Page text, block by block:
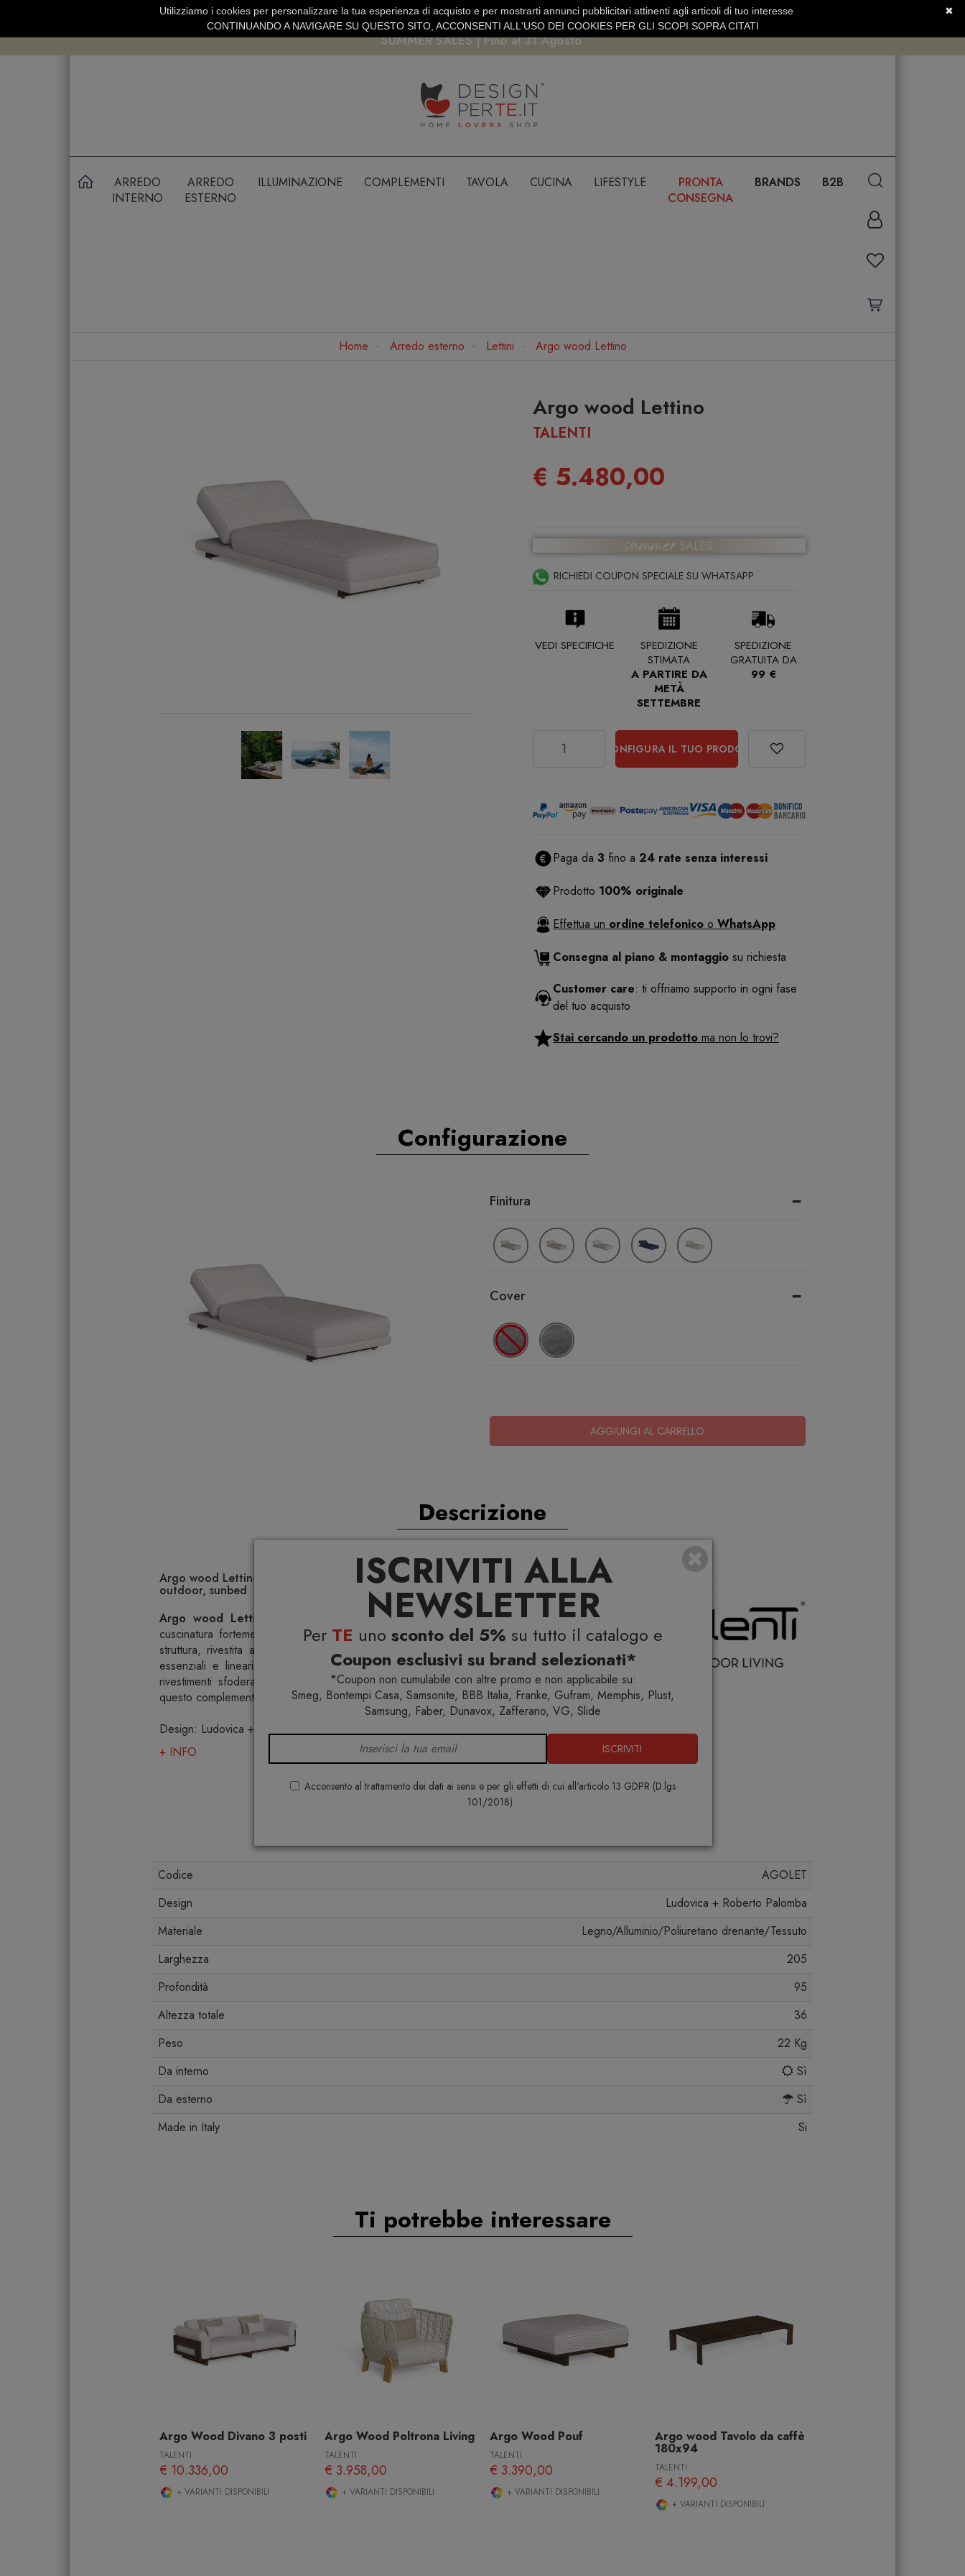
ISCRIVITI ALLA
NEWSLETTER
Per TE uno sconto del 5% su tutto il catalogo e
Coupon esclusivi su brand selezionati*
*Coupon non cumulabile con altre promo e non applicabile su:
Smeg, Bontempi Casa, Samsonite, BBB Italia, Franke, Gufram, Memphis, Plust,
Samsung, Faber, Dunavox, Zafferano, VG, Slide
ISCRIVITI
Acconsento al trattamento dei dati ai sensi e per gli effetti di cui all'articolo 13 GDPR (D.lgs
101/2018)
SPEDIZIONE GRATUITA SOPRA 99 EURO PAGAMENTO SICURO PAYPAL · CARTA DI CREDITO SERVIZIO CLIENTI +39.0773.470.562
SUMMER SALES | Fino al 31 Agosto
ARREDO
INTERNO
ARREDO
ESTERNO
ILLUMINAZIONE COMPLEMENTI TAVOLA CUCINA LIFESTYLE
PRONTA
CONSEGNA
BRANDS B2B
Home Arredo esterno Lettini Argo wood Lettino
Argo wood Lettino
TALENTI
€ 5.480,00
RICHIEDI COUPON SPECIALE SU WHATSAPP
VEDI SPECIFICHE
SPEDIZIONE
STIMATA
A PARTIRE DA
METÀ
SETTEMBRE
SPEDIZIONE
GRATUITA DA
99 €
CONFIGURA IL TUO PRODOTTO
Paga da 3 fino a 24 rate senza interessi
Prodotto 100% originale
Effettua un ordine telefonico o WhatsApp
Consegna al piano & montaggio su richiesta
Customer care: ti offriamo supporto in ogni fase
del tuo acquisto
Stai cercando un prodotto ma non lo trovi?
Configurazione
Finitura -
Cover -
AGGIUNGI AL CARRELLO
Descrizione
Argo wood Lettino Talenti Outdoor | Lettini da giardino, esterno, design,
outdoor, sunbed
Argo wood Lettino
lettino da giardino che si compone di una voluminosa
cuscinatura fortemente caratterizzata dalla texture corposa dei tessuti selezionati. La
struttura, rivestita anch’essa di tessuto, sembra essere sospesa da terra grazie agli
essenziali e lineari piedi di appoggio realizzati nel resistentissimo legno Accoya. I
rivestimenti sfoderabili e prodotti con filati resistenti agli agenti atmosferici rendono
questo complemento la scelta più adatta per il relax all’aperto.
Design: Ludovica + Roberto Palomba
+ INFO
Codice
AGOLET
Design
Ludovica + Roberto Palomba
Materiale
Legno/Alluminio/Poliuretano drenante/Tessuto
Larghezza
205
Profondità
95
Altezza totale
36
Peso
22 Kg
Da interno
Sì
Da esterno
Sì
Made in Italy
Si
Ti potrebbe interessare
Argo Wood Divano 3 posti
TALENTI
€ 10.336,00
+ VARIANTI DISPONIBILI
Argo Wood Poltrona Living
TALENTI
€ 3.958,00
+ VARIANTI DISPONIBILI
Argo Wood Pouf
TALENTI
€ 3.390,00
+ VARIANTI DISPONIBILI
Argo wood Tavolo da caffè
180x94
TALENTI
€ 4.199,00
+ VARIANTI DISPONIBILI
✖
Utilizziamo i cookies per personalizzare la tua esperienza di acquisto e per mostrarti annunci pubblicitari attinenti agli articoli di tuo interesse
CONTINUANDO A NAVIGARE SU QUESTO SITO, ACCONSENTI ALL'USO DEI COOKIES PER GLI SCOPI SOPRA CITATI